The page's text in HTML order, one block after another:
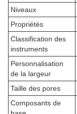
Niveaux
Propriétés
Classification des
instruments
Personnalisation
de la largeur
Taille des pores
Composants de